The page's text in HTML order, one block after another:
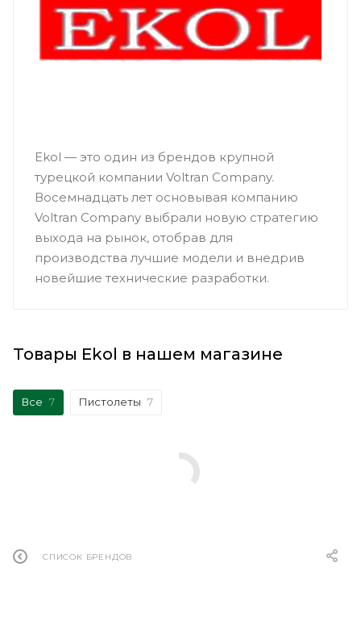
Ekol — это один из брендов крупной
турецкой компании Voltran Company.
Восемнадцать лет основывая компанию
Voltran Company выбрали новую стратегию
выхода на рынок, отобрав для
производства лучшие модели и внедрив
новейшие технические разработки.
Товары Ekol в нашем магазине
Все 7 Пистолеты 7
СПИСОК БРЕНДОВ